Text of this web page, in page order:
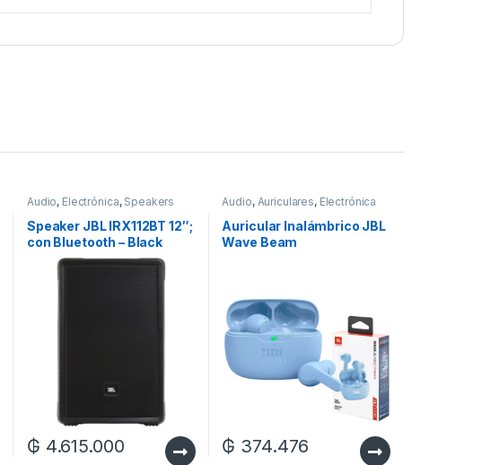
Audio, Electrónica, Speakers
Speaker JBL IRX112BT 12″;
con Bluetooth – Black
₲ 4.615.000
Audio, Auriculares, Electrónica
Auricular Inalámbrico JBL
Wave Beam
₲ 374.476